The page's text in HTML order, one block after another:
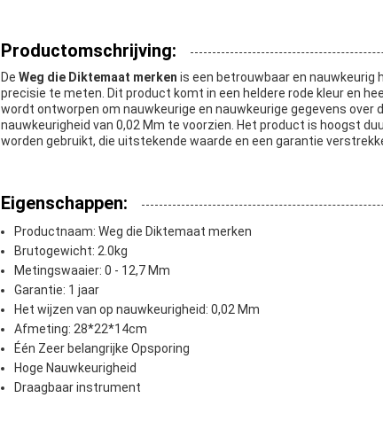
Productomschrijving:
De Weg die Diktemaat merken is een betrouwbaar en nauwkeurig
precisie te meten. Dit product komt in een heldere rode kleur en
wordt ontworpen om nauwkeurige en nauwkeurige gegevens over
nauwkeurigheid van 0,02 Mm te voorzien. Het product is hoogst
worden gebruikt, die uitstekende waarde en een garantie
Eigenschappen:
Productnaam: Weg die Diktemaat merken
Brutogewicht: 2.0kg
Metingswaaier: 0 - 12,7 Mm
Garantie: 1 jaar
Het wijzen van op nauwkeurigheid: 0,02 Mm
Afmeting: 28*22*14cm
Één Zeer belangrijke Opsporing
Hoge Nauwkeurigheid
Draagbaar instrument